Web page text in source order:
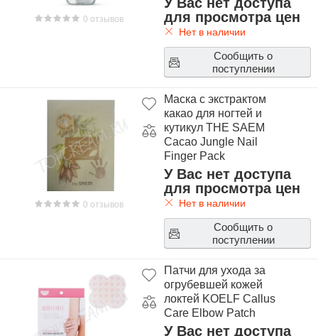
0 отзывов
для просмотра цен
Нет в наличии
Сообщить о
поступлении
0 отзывов
Маска с экстрактом
какао для ногтей и
кутикул THE SAEM
Cacao Jungle Nail
Finger Pack
У Вас нет доступа
для просмотра цен
Нет в наличии
Сообщить о
поступлении
Патчи для ухода за
огрубевшей кожей
локтей KOELF Callus
Care Elbow Patch
У Вас нет доступа